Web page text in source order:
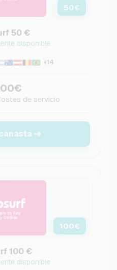
50€
50 €
disponible
+14
de servicio
100€
100 €
disponible